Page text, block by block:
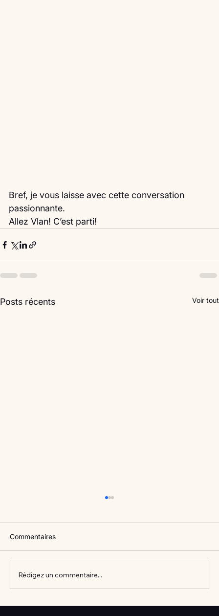
Bref, je vous laisse avec cette conversation
passionnante.
Allez Vlan! C’est parti!
Posts récents Voir tout
Commentaires
Rédigez un commentaire...